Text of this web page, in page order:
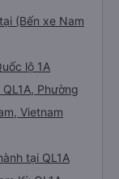
(Bến xe Nam
lộ 1A
Phường
Vietnam
tại QL1A